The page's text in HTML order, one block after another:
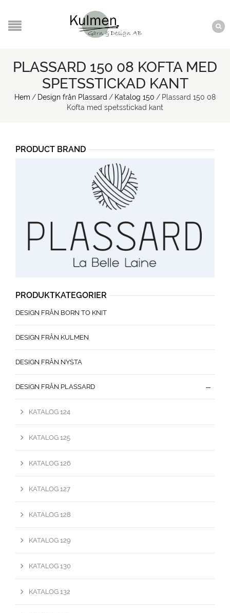
PLASSARD 150 08 KOFTA MED
SPETSSTICKAD KANT
Hem / Design från Plassard / Katalog 150 / Plassard 150 08
Kofta med spetsstickad kant
PRODUCT BRAND
PRODUKTKATEGORIER
DESIGN FRÅN BORN TO KNIT
DESIGN FRÅN KULMEN
DESIGN FRÅN NYSTA
DESIGN FRÅN PLASSARD
KATALOG 124
KATALOG 125
KATALOG 126
KATALOG 127
KATALOG 128
KATALOG 129
KATALOG 130
KATALOG 132